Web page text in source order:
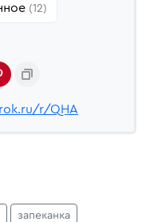
(12)
r/QHA
запеканка